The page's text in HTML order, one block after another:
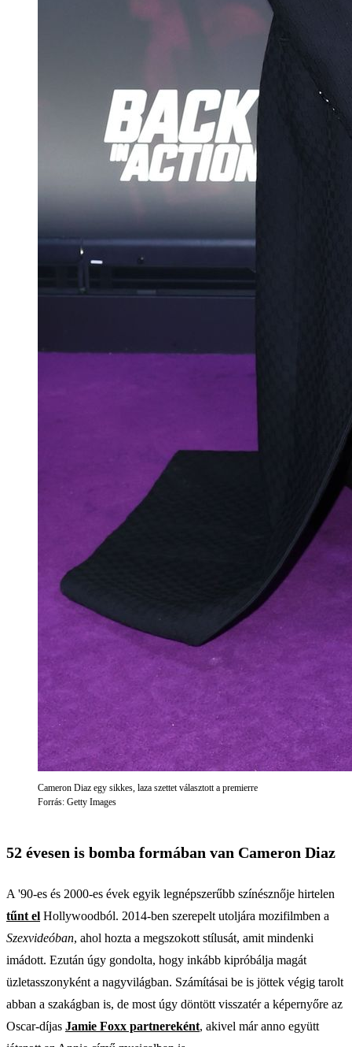
Cameron Diaz egy sikkes, laza szettet választott a premierre
Forrás: Getty Images
52 évesen is bomba formában van Cameron Diaz
A '90-es és 2000-es évek egyik legnépszerűbb színésznője hirtelen
tűnt el Hollywoodból. 2014-ben szerepelt utoljára mozifilmben a
Szexvideóban, ahol hozta a megszokott stílusát, amit mindenki
imádott. Ezután úgy gondolta, hogy inkább kipróbálja magát
üzletasszonyként a nagyvilágban. Számításai be is jöttek végig tarolt
abban a szakágban is, de most úgy döntött visszatér a képernyőre az
Oscar-díjas Jamie Foxx partnereként, akivel már anno együtt